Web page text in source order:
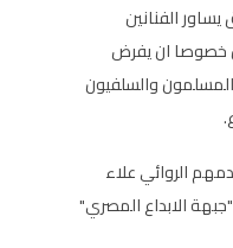
الفنانين
خصوصا ان يفرض
المسلمون والسلفيون
الروائي علاء
الابداع المصري"